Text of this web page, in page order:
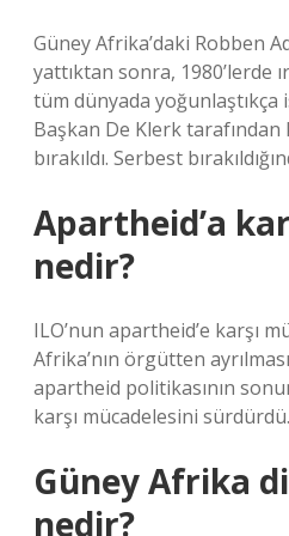
Güney Afrika’daki Robben
yattıktan sonra, 1980’lerde
tüm dünyada yoğunlaştıkça
Başkan De Klerk
bırakıldı. Serbest
Apartheid’a
nedir?
ILO’nun apartheid’e karşı
Afrika’nın örgütten
apartheid politikasının
karşı mücadelesini sürdürdü.
Güney Afrika
nedir?